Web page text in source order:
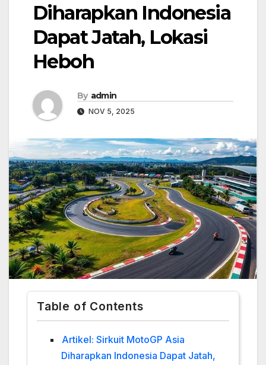
Diharapkan Indonesia
Dapat Jatah, Lokasi
Heboh
By admin
NOV 5, 2025
Table of Contents
Artikel: Sirkuit MotoGP Asia
Diharapkan Indonesia Dapat Jatah,